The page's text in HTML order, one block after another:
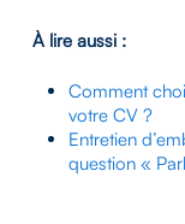
À lire aussi :
Comment
votre CV ?
Entretien
question «